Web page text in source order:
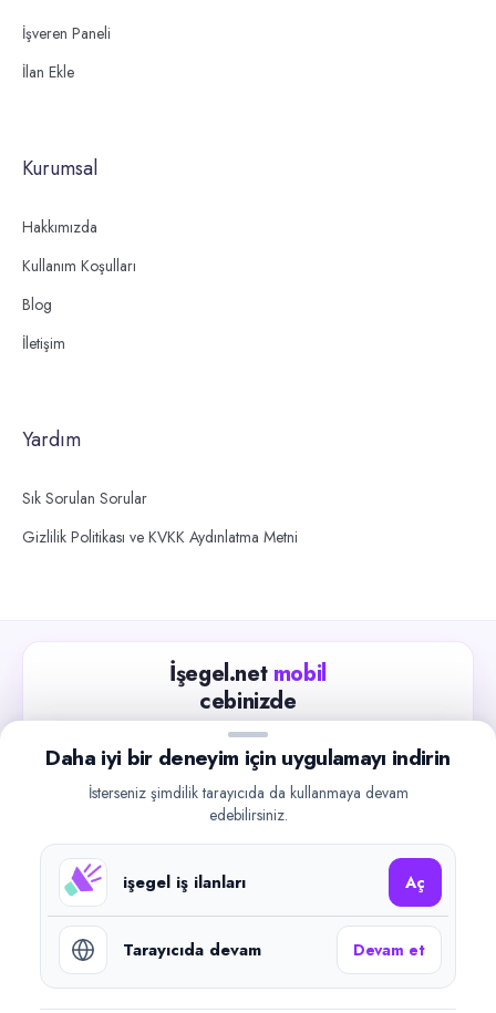
İşveren Paneli
İlan Ekle
Kurumsal
Hakkımızda
Kullanım Koşulları
Blog
İletişim
Yardım
Sık Sorulan Sorular
Gizlilik Politikası ve KVKK Aydınlatma Metni
İşegel.net mobil
cebinizde
Güncel iş ilanlarını takip edin, işverenlerle hızlıca
iletişime geçin.
Google Play
©2026işegel.net. Tüm hakları saklıdır.
işegel.net bir ilan yayın platformudur; iş bulma aracılığı veya işe
yerleştirme faaliyeti yapmaz.
Daha iyi bir deneyim için uygulamayı indirin
İsterseniz şimdilik tarayıcıda da kullanmaya devam
edebilirsiniz.
işegel iş ilanları Aç
Tarayıcıda devam Devam et